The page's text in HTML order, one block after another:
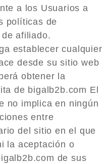
a los Usuarios a
políticas de
afiliado.
establecer cualquier
desde su sitio web
obtener la
de bigalb2b.com El
no implica en ningún
entre
del sitio en el que
la aceptación o
de sus